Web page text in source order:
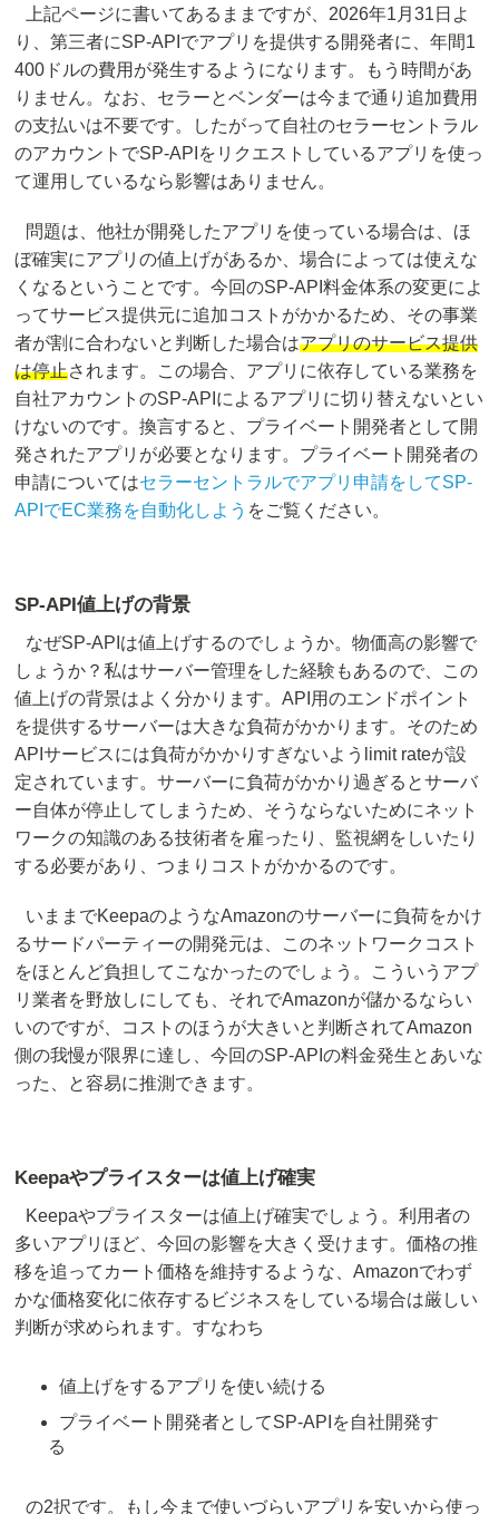
上記ページに書いてあるままですが、2026年1月31日よ
り、第三者にSP-APIでアプリを提供する開発者に、年間1
400ドルの費用が発生するようになります。もう時間があ
りません。なお、セラーとベンダーは今まで通り追加費用
の支払いは不要です。したがって自社のセラーセントラル
のアカウントでSP-APIをリクエストしているアプリを使っ
て運用しているなら影響はありません。
問題は、他社が開発したアプリを使っている場合は、ほ
ぼ確実にアプリの値上げがあるか、場合によっては使えな
くなるということです。今回のSP-API料金体系の変更によ
ってサービス提供元に追加コストがかかるため、その事業
者が割に合わないと判断した場合はアプリのサービス提供
は停止されます。この場合、アプリに依存している業務を
自社アカウントのSP-APIによるアプリに切り替えないとい
けないのです。換言すると、プライベート開発者として開
発されたアプリが必要となります。プライベート開発者の
申請についてはセラーセントラルでアプリ申請をしてSP-
APIでEC業務を自動化しよう をご覧ください。
SP-API値上げの背景
なぜSP-APIは値上げするのでしょうか。物価高の影響で
しょうか？私はサーバー管理をした経験もあるので、この
値上げの背景はよく分かります。API用のエンドポイント
を提供するサーバーは大きな負荷がかかります。そのため
APIサービスには負荷がかかりすぎないようlimit rateが設
定されています。サーバーに負荷がかかり過ぎるとサーバ
ー自体が停止してしまうため、そうならないためにネット
ワークの知識のある技術者を雇ったり、監視網をしいたり
する必要があり、つまりコストがかかるのです。
いままでKeepaのようなAmazonのサーバーに負荷をかけ
るサードパーティーの開発元は、このネットワークコスト
をほとんど負担してこなかったのでしょう。こういうアプ
リ業者を野放しにしても、それでAmazonが儲かるならい
いのですが、コストのほうが大きいと判断されてAmazon
側の我慢が限界に達し、今回のSP-APIの料金発生とあいな
った、と容易に推測できます。
Keepaやプライスターは値上げ確実
Keepaやプライスターは値上げ確実でしょう。利用者の
多いアプリほど、今回の影響を大きく受けます。価格の推
移を追ってカート価格を維持するような、Amazonでわず
かな価格変化に依存するビジネスをしている場合は厳しい
判断が求められます。すなわち
値上げをするアプリを使い続ける
プライベート開発者としてSP-APIを自社開発す
る
の2択です。もし今まで使いづらいアプリを安いから使っ